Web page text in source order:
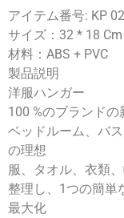
アイテム番号: KP
サイズ：32 * 18 Cm
材料：ABS + PVC
製品説明
洋服ハンガー
100 %のブランド
ベッドルーム、バ
の理想
服、タオル、衣類
整理し、1つの簡単
最大化